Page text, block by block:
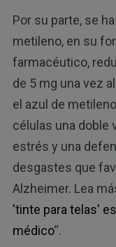
Por su parte, se
metileno, en su
farmacéutico,
de 5 mg una vez
el azul de
células una doble
estrés y una
desgastes que
Alzheimer. Lea
'tinte para telas'
médico“.